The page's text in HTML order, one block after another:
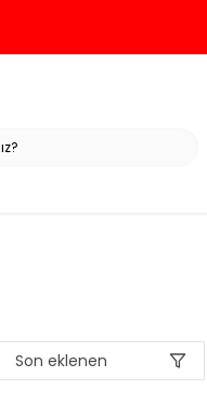
Son eklenen